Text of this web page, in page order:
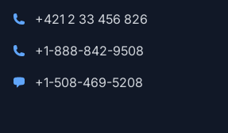
+421 2 33 456 826
+1-888-842-9508
+1-508-469-5208